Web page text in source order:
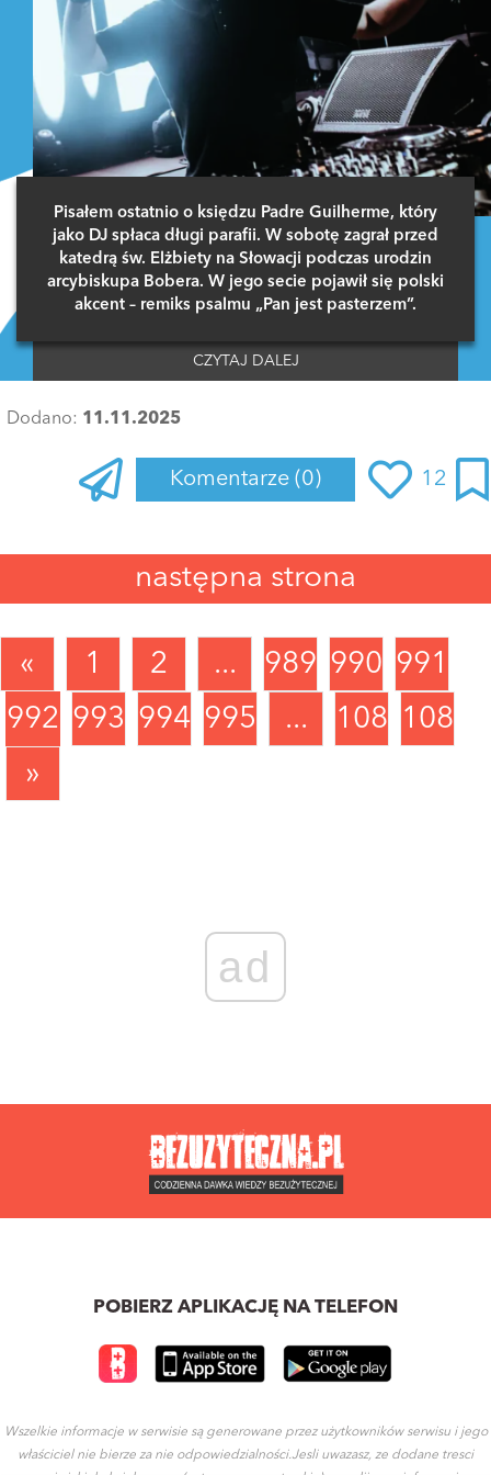
Pisałem ostatnio o księdzu Padre Guilherme, który
jako DJ spłaca długi parafii. W sobotę zagrał przed
katedrą św. Elżbiety na Słowacji podczas urodzin
arcybiskupa Bobera. W jego secie pojawił się polski
akcent – remiks psalmu „Pan jest pasterzem”.
CZYTAJ DALEJ
Dodano: 11.11.2025
Komentarze (0) 12
następna strona
« 1 2 ... 989 990 991
992 993 994 995 ... 10881089
»
ad
POBIERZ APLIKACJĘ NA TELEFON
Wszelkie informacje w serwisie są generowane przez użytkowników serwisu i jego
właściciel nie bierze za nie odpowiedzialności.Jesli uwazasz, ze dodane tresci